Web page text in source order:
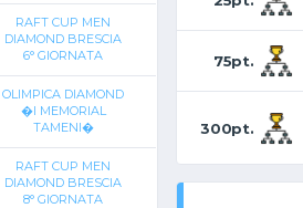
RAFT CUP MEN
DIAMOND BRESCIA
6° GIORNATA
OLIMPICA DIAMOND
�I MEMORIAL
TAMENI�
RAFT CUP MEN
DIAMOND BRESCIA
8° GIORNATA
75pt.
300pt.